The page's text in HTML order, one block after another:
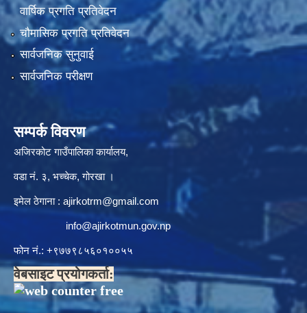
वार्षिक प्रगति प्रतिवेदन
चौमासिक प्रगति प्रतिवेदन
सार्वजनिक सुनुवाई
सार्वजनिक परीक्षण
सम्पर्क विवरण
अजिरकोट गाउँपालिका कार्यालय,
वडा नं. ३, भच्चेक, गोरखा ।
इमेल ठेगाना : ajirkotrm@gmail.com
info@ajirkotmun.gov.np
फोन नं.: ‍‌+९७७९८५६०१००५५
वेबसाइट प्रयोगकर्ता: